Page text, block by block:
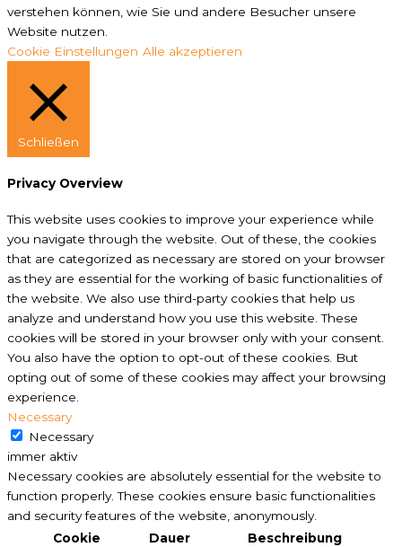
verstehen können, wie Sie und andere Besucher unsere
Website nutzen.
Cookie Einstellungen Alle akzeptieren
Schließen
Privacy Overview
This website uses cookies to improve your experience while
you navigate through the website. Out of these, the cookies
that are categorized as necessary are stored on your browser
as they are essential for the working of basic functionalities of
the website. We also use third-party cookies that help us
analyze and understand how you use this website. These
cookies will be stored in your browser only with your consent.
You also have the option to opt-out of these cookies. But
opting out of some of these cookies may affect your browsing
experience.
Necessary
Necessary
immer aktiv
Necessary cookies are absolutely essential for the website to
function properly. These cookies ensure basic functionalities
and security features of the website, anonymously.
Cookie
Dauer Beschreibung